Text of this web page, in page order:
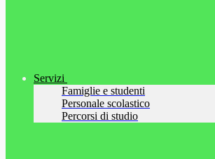
Servizi
Famiglie e studenti
Personale scolastico
Percorsi di studio